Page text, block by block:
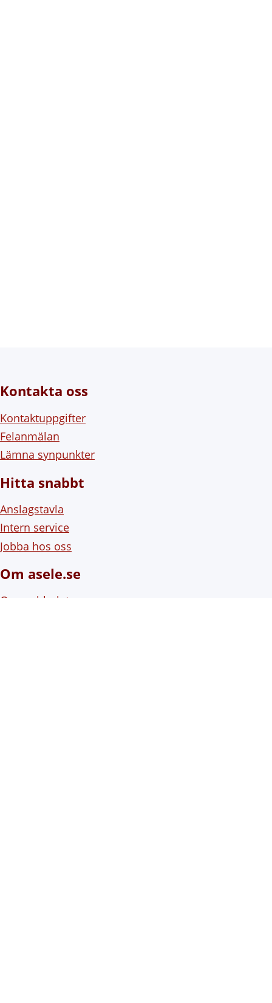
Kontakta oss
Kontaktuppgifter
Felanmälan
Lämna synpunkter
Hitta snabbt
Anslagstavla
Intern service
Jobba hos oss
Om asele.se
Om webbplatsen